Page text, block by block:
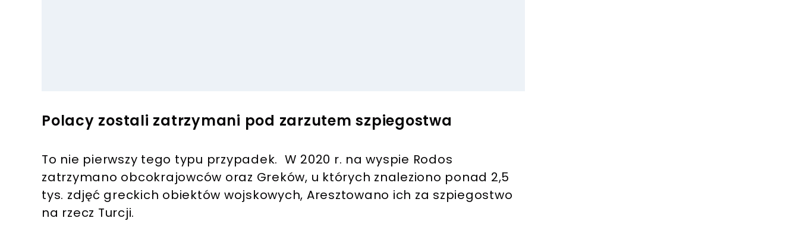
Polacy zostali zatrzymani pod zarzutem szpiegostwa
To nie pierwszy tego typu przypadek. W 2020 r. na wyspie Rodos
zatrzymano obcokrajowców oraz Greków, u których znaleziono ponad 2,5
tys. zdjęć greckich obiektów wojskowych, Aresztowano ich za szpiegostwo
na rzecz Turcji.